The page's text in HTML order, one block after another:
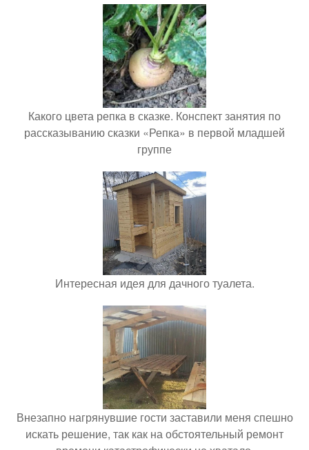
Какого цвета репка в сказке. Конспект занятия по
рассказыванию сказки «Репка» в первой младшей
группе
Интересная идея для дачного туалета.
Внезапно нагрянувшие гости заставили меня спешно
искать решение, так как на обстоятельный ремонт